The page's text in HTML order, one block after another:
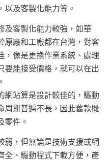
以及客製化能力等。
及客製化能力較強，如華
原廠和工廠都在台灣，對客
，像是更換作業系統、處理
要能接受價格，就可以在出
網站算是設計較佳的，驅動
周期普遍不長，因此舊款機
零件。
弱，但無論是技術支援或網
全、驅動程式下載方便，產